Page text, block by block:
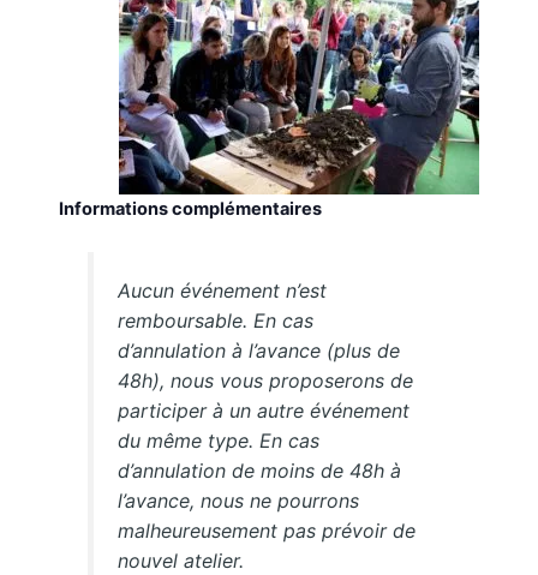
Informations complémentaires
Aucun événement n’est
remboursable. En cas
d’annulation à l’avance (plus de
48h), nous vous proposerons de
participer à un autre événement
du même type. En cas
d’annulation de moins de 48h à
l’avance, nous ne pourrons
malheureusement pas prévoir de
nouvel atelier.